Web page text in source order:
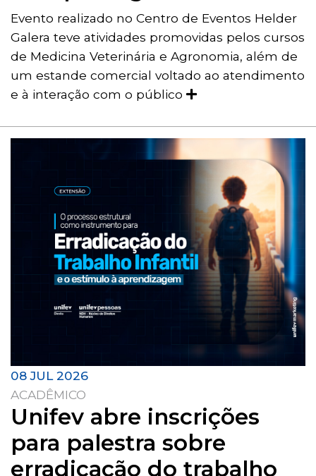
Evento realizado no Centro de Eventos Helder
Galera teve atividades promovidas pelos cursos
de Medicina Veterinária e Agronomia, além de
um estande comercial voltado ao atendimento
e à interação com o público
08 JUL 2026
ACADÊMICO
Unifev abre inscrições
para palestra sobre
erradicação do trabalho